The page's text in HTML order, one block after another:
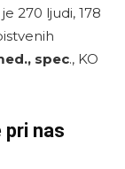
270 ljudi, 178
spec., KO
pri nas